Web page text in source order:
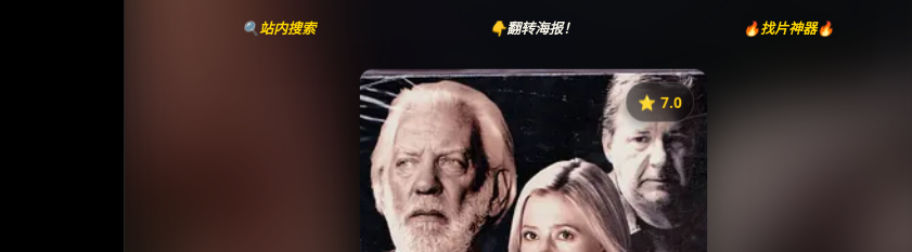
🔍站内搜索 👇翻转海报！ 🔥找片神器🔥
⭐️ 7.0
《人口贩卖》
⭐
收藏
⭐️ 评分：7.0 | 🎬 2005年
✅ 已完结
夸克网盘